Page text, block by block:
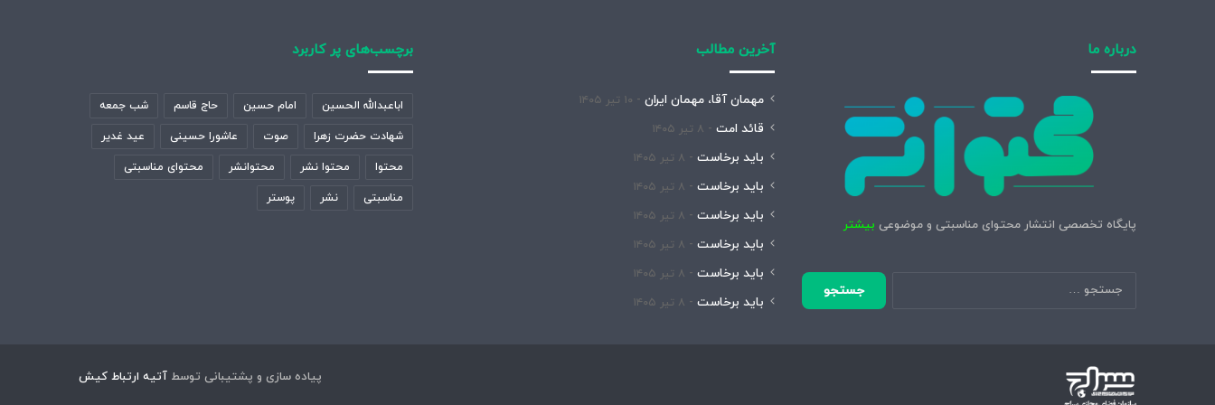
درباره ما
پایگاه تخصصی انتشار محتوای مناسبتی و موضوعی بیشتر
جستجو
برای:
آخرین مطالب
مهمان آقا، مهمان ایران ۱۰ تیر ۱۴۰۵
قائد امت ۸ تیر ۱۴۰۵
باید برخاست ۸ تیر ۱۴۰۵
باید برخاست ۸ تیر ۱۴۰۵
باید برخاست ۸ تیر ۱۴۰۵
باید برخاست ۸ تیر ۱۴۰۵
باید برخاست ۸ تیر ۱۴۰۵
باید برخاست ۸ تیر ۱۴۰۵
برچسب‌های پر کاربرد
اباعبدالله الحسین امام حسین حاج قاسم شب جمعه
شهادت حضرت زهرا صوت عاشورا حسینی عید غدیر
محتوا محتوا نشر محتوانشر محتوای مناسبتی
مناسبتی نشر پوستر
پیاده سازی و پشتیبانی توسط آتیه ارتباط کیش